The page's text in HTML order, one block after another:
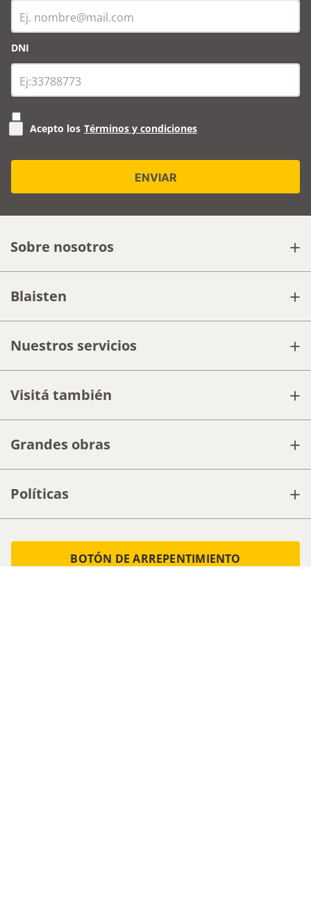
DNI
Acepto los Términos y condiciones
Sobre nosotros +
Blaisten +
Nuestros servicios +
Visitá también +
Grandes obras +
Políticas +
BOTÓN DE ARREPENTIMIENTO